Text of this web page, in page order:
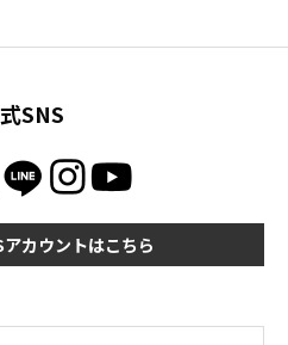
SNS
カウントはこちら